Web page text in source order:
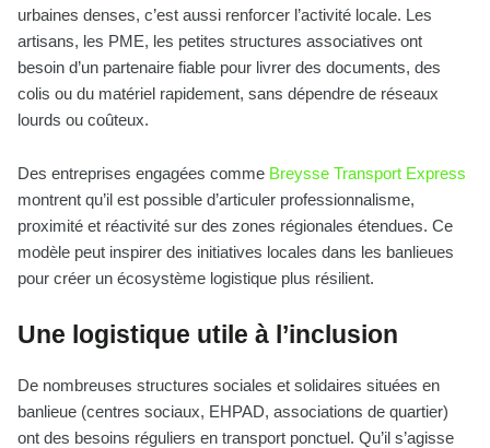
urbaines denses, c’est aussi renforcer l’activité locale. Les
artisans, les PME, les petites structures associatives ont
besoin d’un partenaire fiable pour livrer des documents, des
colis ou du matériel rapidement, sans dépendre de réseaux
lourds ou coûteux.
Des entreprises engagées comme Breysse Transport Express
montrent qu’il est possible d’articuler professionnalisme,
proximité et réactivité sur des zones régionales étendues. Ce
modèle peut inspirer des initiatives locales dans les banlieues
pour créer un écosystème logistique plus résilient.
Une logistique utile à l’inclusion
De nombreuses structures sociales et solidaires situées en
banlieue (centres sociaux, EHPAD, associations de quartier)
ont des besoins réguliers en transport ponctuel. Qu’il s’agisse